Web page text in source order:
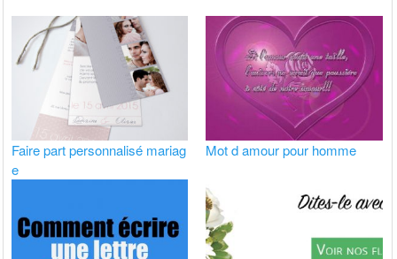
Faire part personnalisé mariag
e
Mot d amour pour homme